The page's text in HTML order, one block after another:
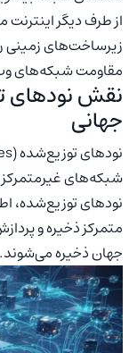
از طرف دیگر اینترنت
زیرساخت‌های زمینی
مقاومت شبکه‌های وب۳ را در برابر سانسور افزایش
نقش نودهای
جهانی
شبکه‌های
نودهای توزیع‌شده،
متمرکز ذخیره و
جهان ذخیره می‌شوند.